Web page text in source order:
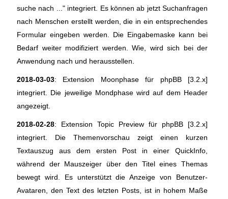
suche nach ..." integriert. Es können ab jetzt Suchanfragen
nach Menschen erstellt werden, die in ein entsprechendes
Formular eingeben werden. Die Eingabemaske kann bei
Bedarf weiter modifiziert werden. Wie, wird sich bei der
Anwendung nach und herausstellen.
2018-03-03: Extension Moonphase für phpBB [3.2.x]
integriert. Die jeweilige Mondphase wird auf dem Header
angezeigt.
2018-02-28: Extension Topic Preview für phpBB [3.2.x]
integriert. Die Themenvorschau zeigt einen kurzen
Textauszug aus dem ersten Post in einer QuickInfo,
während der Mauszeiger über den Titel eines Themas
bewegt wird. Es unterstützt die Anzeige von Benutzer-
Avataren, den Text des letzten Posts, ist in hohem Maße